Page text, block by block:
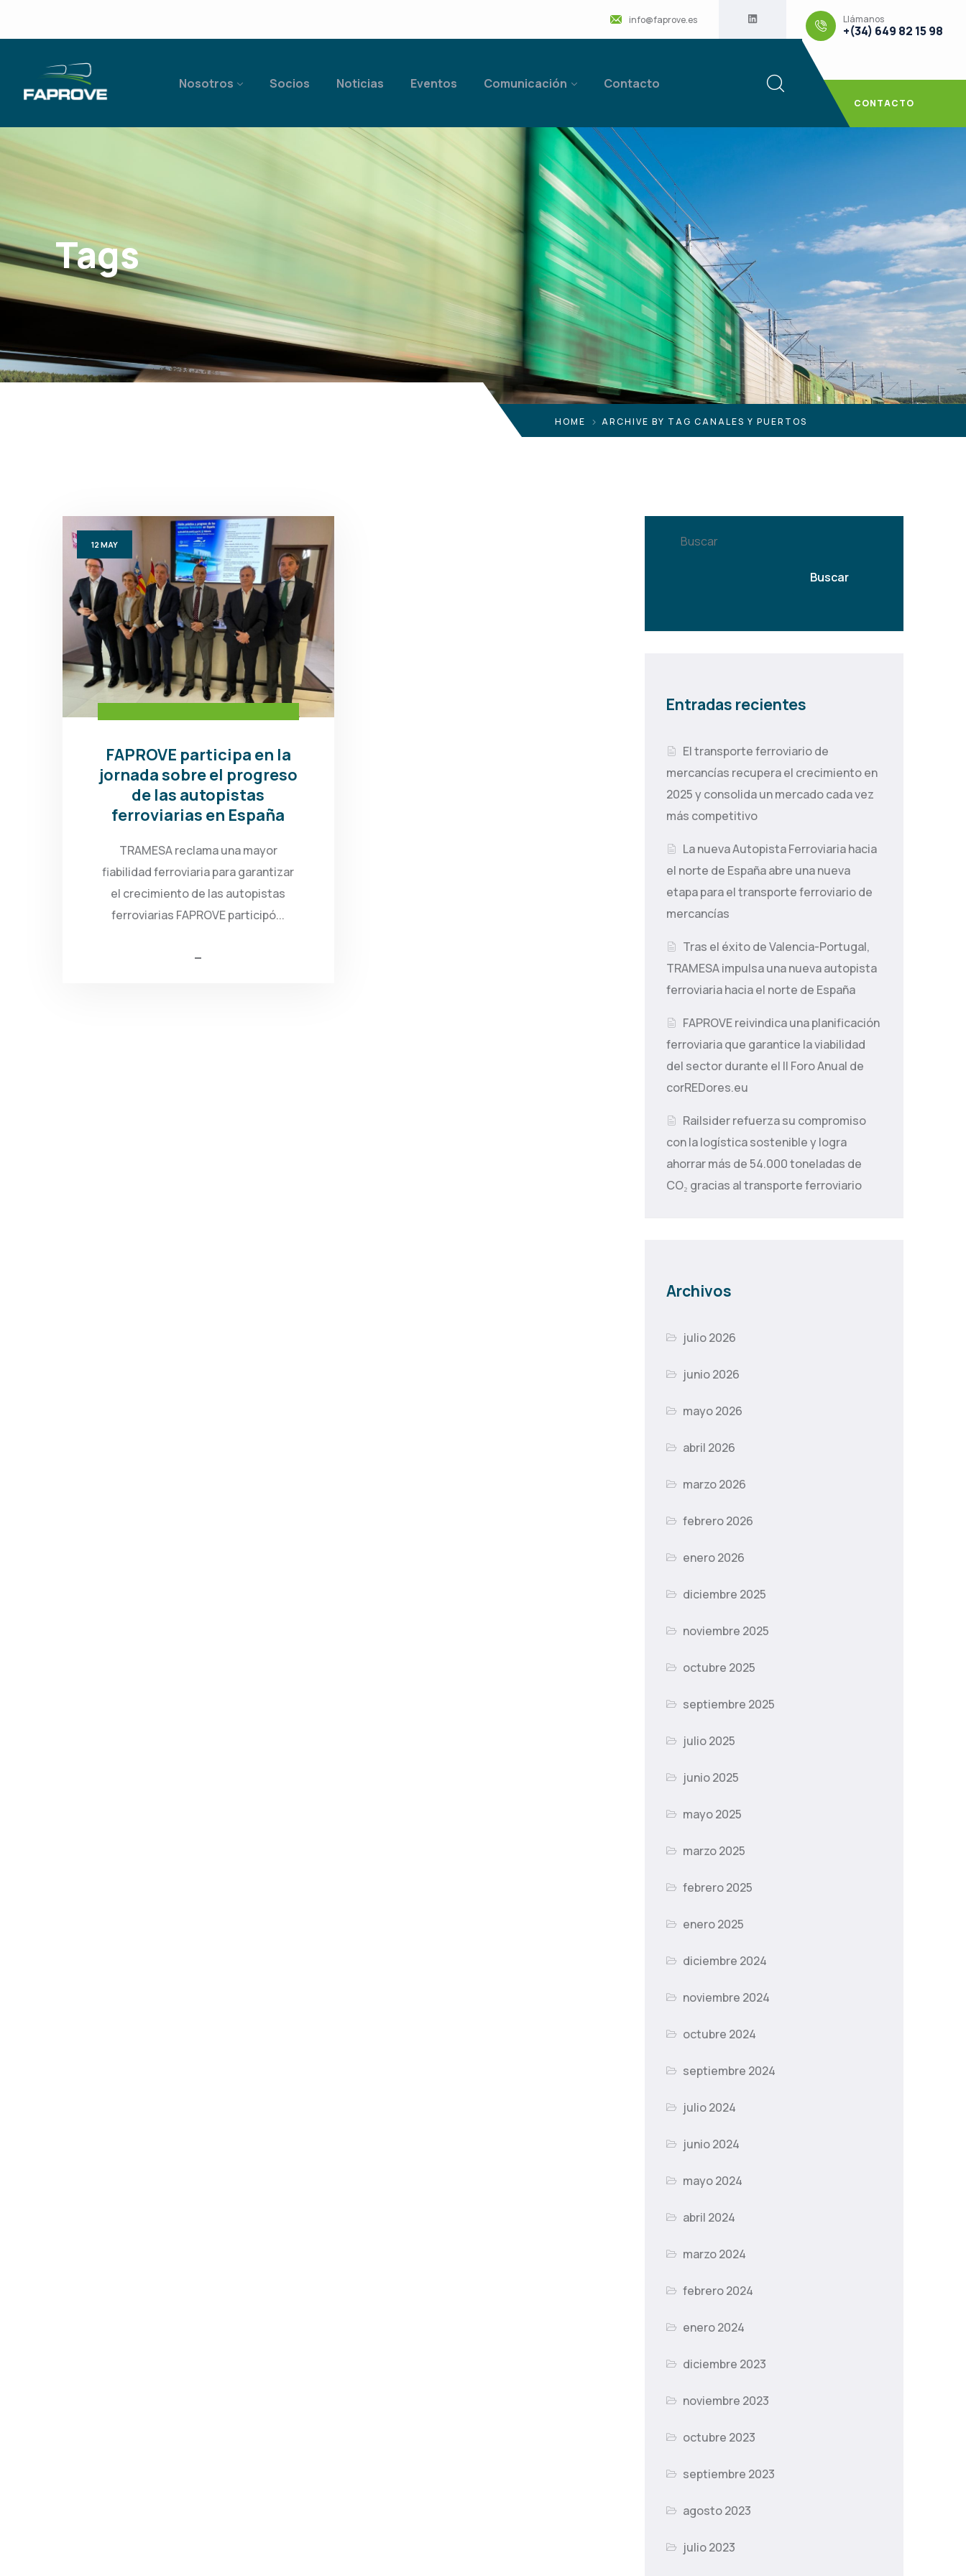
info@faprove.es Llámanos
+(34) 649 82 15 98
Nosotros Socios Noticias Eventos Comunicación Contacto
CONTACTO
Tags
HOME ARCHIVE BY TAG CANALES Y PUERTOS
12MAY
FAPROVE participa en la
jornada sobre el progreso
de las autopistas
ferroviarias en España
TRAMESA reclama una mayor
fiabilidad ferroviaria para garantizar
el crecimiento de las autopistas
ferroviarias FAPROVE participó...
Buscar
Buscar
Entradas recientes
El transporte ferroviario de
mercancías recupera el crecimiento en
2025 y consolida un mercado cada vez
más competitivo
La nueva Autopista Ferroviaria hacia
el norte de España abre una nueva
etapa para el transporte ferroviario de
mercancías
Tras el éxito de Valencia-Portugal,
TRAMESA impulsa una nueva autopista
ferroviaria hacia el norte de España
FAPROVE reivindica una planificación
ferroviaria que garantice la viabilidad
del sector durante el II Foro Anual de
corREDores.eu
Railsider refuerza su compromiso
con la logística sostenible y logra
ahorrar más de 54.000 toneladas de
CO₂ gracias al transporte ferroviario
Archivos
julio 2026
junio 2026
mayo 2026
abril 2026
marzo 2026
febrero 2026
enero 2026
diciembre 2025
noviembre 2025
octubre 2025
septiembre 2025
julio 2025
junio 2025
mayo 2025
marzo 2025
febrero 2025
enero 2025
diciembre 2024
noviembre 2024
octubre 2024
septiembre 2024
julio 2024
junio 2024
mayo 2024
abril 2024
marzo 2024
febrero 2024
enero 2024
diciembre 2023
noviembre 2023
octubre 2023
septiembre 2023
agosto 2023
julio 2023